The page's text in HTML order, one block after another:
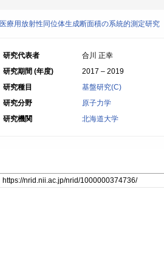
医療用放射性同位体生成断面積の系統的測定研究
研究代表者
合川 正幸
研究期間 (年度)
2017 – 2019
研究種目
基盤研究(C)
研究分野
原子力学
研究機関
北海道大学